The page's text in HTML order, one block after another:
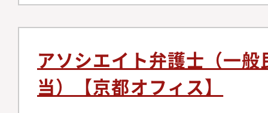
事務所の中には、価
り、実績が少なく専
朗会計とクライアン
ブルな料金体系を構
テイメント、国際取
個人のお客様向け交
金請求、離婚問題、
産相続、労働問題、
外国人のビザ申請【
アソシエイト弁護士（一
当）【京都オフィス】